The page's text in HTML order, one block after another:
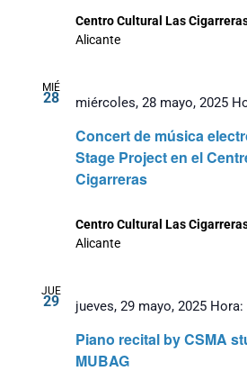
Centro Cultural Las
Alicante
MIÉ
28
Concert de música
Stage Project en el
Cigarreras
miércoles, 28 mayo, 2025
Centro Cultural Las
Alicante
JUE
29
Piano recital by CSMA
MUBAG
jueves, 29 mayo, 2025 Hora: